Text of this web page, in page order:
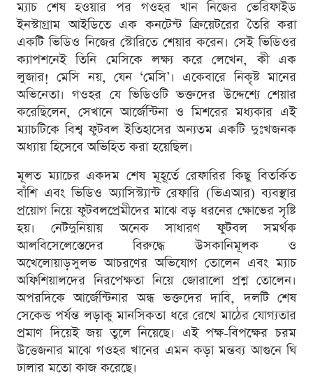
ম্যাচ শেষ হওয়ার পর গওহর খান নিজের ভেরিফাইড
ইনস্টাগ্রাম আইডিতে এক কনটেন্ট ক্রিয়েটরের তৈরি করা
একটি ভিডিও নিজের স্টোরিতে শেয়ার করেন। সেই ভিডিওর
ক্যাপশনেই তিনি মেসিকে লক্ষ্য করে লেখেন, কী এক
লুজার! মেসি নয়, যেন ‘মেসি’। একেবারে নিকৃষ্ট মানের
অভিনেতা। গওহর যে ভিডিওটি ভক্তদের উদ্দেশ্যে শেয়ার
করেছিলেন, সেখানে আর্জেন্টিনা ও মিশরের মধ্যকার এই
ম্যাচটিকে বিশ্ব ফুটবল ইতিহাসের অন্যতম একটি দুঃখজনক
অধ্যায় হিসেবে অভিহিত করা হয়েছিল।
মূলত ম্যাচের একদম শেষ মূহূর্তে রেফারির কিছু বিতর্কিত
বাঁশি এবং ভিডিও অ্যাসিস্ট্যান্ট রেফারি (ভিএআর) ব্যবস্থার
প্রয়োগ নিয়ে ফুটবলপ্রেমীদের মাঝে বড় ধরনের ক্ষোভের সৃষ্টি
হয়। নেটদুনিয়ায় অনেক সাধারণ ফুটবল সমর্থক
আলবিসেলেস্তেদের বিরুদ্ধে উসকানিমূলক ও
অখেলোয়াড়সুলভ আচরণের অভিযোগ তোলেন এবং ম্যাচ
অফিশিয়ালদের নিরপেক্ষতা নিয়ে জোরালো প্রশ্ন তোলেন।
অপরদিকে আর্জেন্টিনার অন্ধ ভক্তদের দাবি, দলটি শেষ
সেকেন্ড পর্যন্ত লড়াকু মানসিকতা ধরে রেখে মাঠের যোগ্যতার
প্রমাণ দিয়েই জয় তুলে নিয়েছে। এই পক্ষ-বিপক্ষের চরম
উত্তেজনার মাঝে গওহর খানের এমন কড়া মন্তব্য আগুনে ঘি
ঢালার মতো কাজ করেছে।